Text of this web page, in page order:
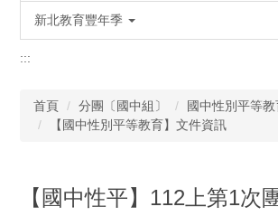
新北教育豐年季
:::
首頁 分團〔國中組〕
國中性別平等教
【國中性別平等教育】文件資訊
【國中性平】112上第1次